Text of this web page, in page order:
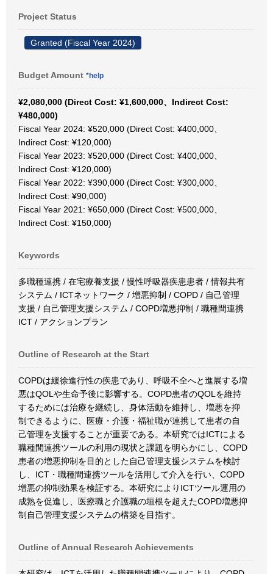
Project Status
Granted (Fiscal Year 2024)
Budget Amount *help
¥2,080,000 (Direct Cost: ¥1,600,000、Indirect Cost:
¥480,000)
Fiscal Year 2024: ¥520,000 (Direct Cost: ¥400,000、
Indirect Cost: ¥120,000)
Fiscal Year 2023: ¥520,000 (Direct Cost: ¥400,000、
Indirect Cost: ¥120,000)
Fiscal Year 2022: ¥390,000 (Direct Cost: ¥300,000、
Indirect Cost: ¥90,000)
Fiscal Year 2021: ¥650,000 (Direct Cost: ¥500,000、
Indirect Cost: ¥150,000)
Keywords
多職種連携 / 在宅療養支援 / 慢性呼吸器疾患患者 / 情報共有
システム / ICTネットワーク / 増悪抑制 / COPD / 自己管理
支援 / 自己管理支援システム / COPD増悪抑制 / 職種間連携
ICT / アクションプラン
Outline of Research at the Start
COPDは緩徐進行性の疾患であり、呼吸不全へと進展する増
悪はQOLや生命予後に影響する。COPD患者のQOLを維持
するためには治療を継続し、身体活動を維持し、増悪を抑
制できるように、医療・介護・福祉職が連携して患者の自
己管理を支援することが重要である。本研究ではICTによる
職種間連携ツールの利用の現状と課題を明らかにし、COPD
患者の増悪抑制を目的とした自己管理支援システムを検討
し、ICT・職種間連携ツールを活用して介入を行い、COPD
増悪の抑制効果を検証する。本研究によりICTツール運用の
成熟を促進し、医療職と介護職の垣根を超えたCOPD増悪抑
制自己管理支援システムの構築を目指す。
Outline of Annual Research Achievements